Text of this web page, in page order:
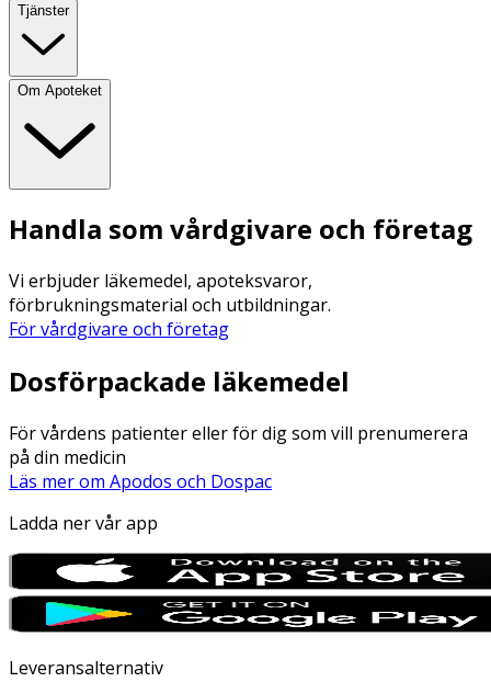
Tjänster
Om Apoteket
Handla som vårdgivare och företag
Vi erbjuder läkemedel, apoteksvaror,
förbrukningsmaterial och utbildningar.
För vårdgivare och företag
Dosförpackade läkemedel
För vårdens patienter eller för dig som vill prenumerera
på din medicin
Läs mer om Apodos och Dospac
Ladda ner vår app
Leveransalternativ